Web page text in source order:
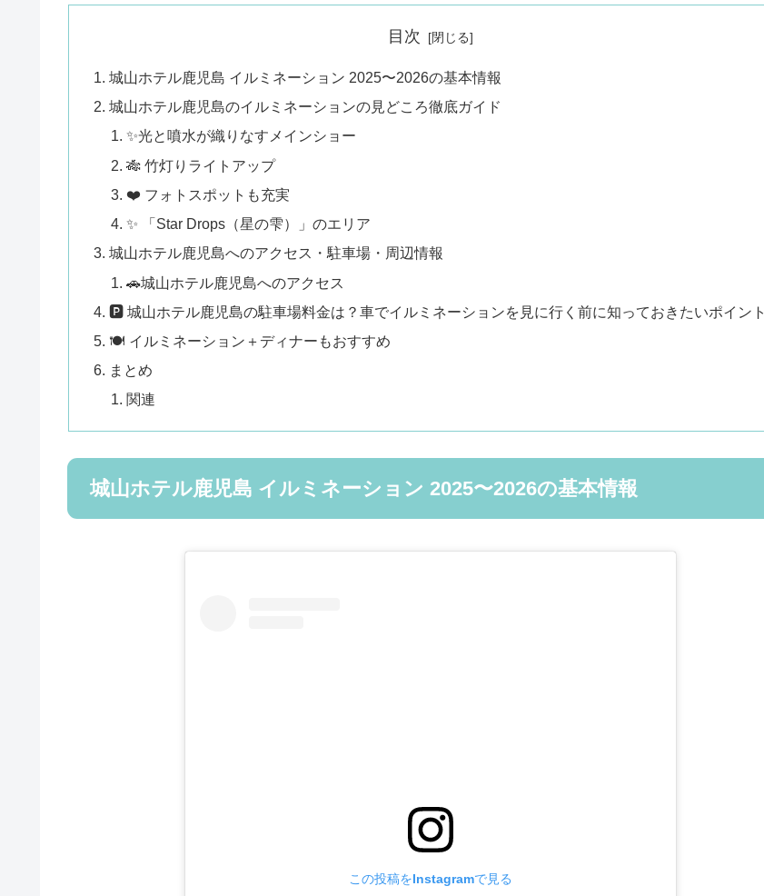
目次
城山ホテル鹿児島 イルミネーション 2025〜2026の基本情報
城山ホテル鹿児島のイルミネーションの見どころ徹底ガイド
✨光と噴水が織りなすメインショー
🎋 竹灯りライトアップ
❤️ フォトスポットも充実
✨ 「Star Drops（星の雫）」のエリア
城山ホテル鹿児島へのアクセス・駐車場・周辺情報
🚗城山ホテル鹿児島へのアクセス
🅿️ 城山ホテル鹿児島の駐車場料金は？車でイルミネーションを見に行く前に知っておきたいポイント
🍽️ イルミネーション＋ディナーもおすすめ
まとめ
関連
城山ホテル鹿児島 イルミネーション 2025〜2026の基本情報
この投稿をInstagramで見る